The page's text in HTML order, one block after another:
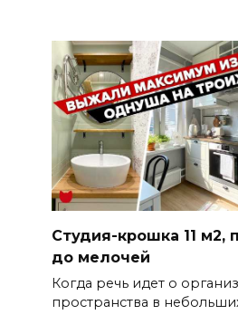
Студия-крошка 11 м2,
до мелочей
Когда речь идет о
пространства в